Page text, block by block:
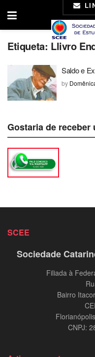
Etiqueta: Llivro
Saldo e
by
Gostaria de
SCEE
Sociedade
Filiada à
Bairro
CNPJ: